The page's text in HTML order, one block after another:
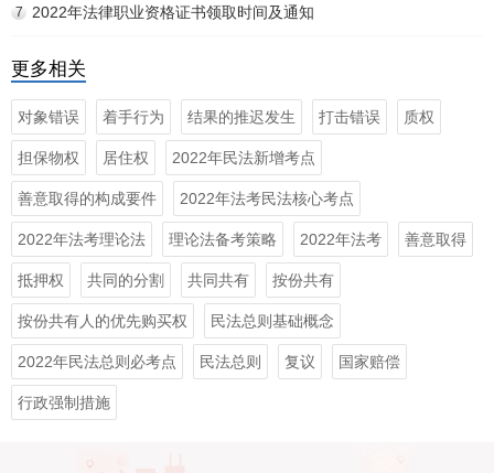
7 2022年法律职业资格证书领取时间及通知
更多相关
对象错误 着手行为 结果的推迟发生 打击错误 质权
担保物权 居住权 2022年民法新增考点
善意取得的构成要件 2022年法考民法核心考点
2022年法考理论法 理论法备考策略 2022年法考 善意取得
抵押权 共同的分割 共同共有 按份共有
按份共有人的优先购买权 民法总则基础概念
2022年民法总则必考点 民法总则 复议 国家赔偿
行政强制措施